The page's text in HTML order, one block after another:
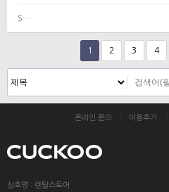
S…
1 2 3 4
온라인 문의 이용후기
상호명 : 렌탈스토어